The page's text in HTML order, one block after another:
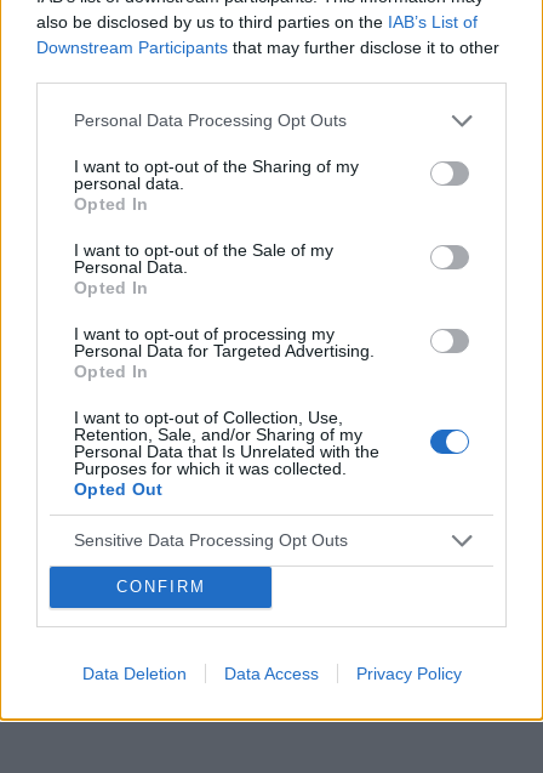
also be disclosed by us to third parties on the IAB’s List of
Downstream Participants that may further disclose it to other
Personal Data Processing Opt Outs
I want to opt-out of the Sharing of my
personal data.
Opted In
I want to opt-out of the Sale of my
Personal Data.
Opted In
I want to opt-out of processing my
Personal Data for Targeted Advertising.
Opted In
I want to opt-out of Collection, Use,
Retention, Sale, and/or Sharing of my
Personal Data that Is Unrelated with the
Purposes for which it was collected.
Opted Out
Sensitive Data Processing Opt Outs
CONFIRM
Data Deletion Data Access Privacy Policy
POPULARNE PORADY
Pieczenie języka: przyczyną może być gorący
napój, ale i... uczulenie lub cukrzyca!
Reklama: